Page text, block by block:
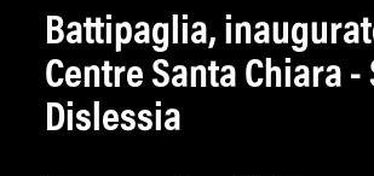
Battipaglia,
Centre Santa Chiara -
Dislessia